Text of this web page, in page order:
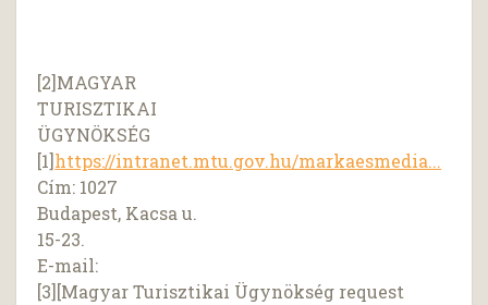
[2]MAGYAR
TURISZTIKAI
ÜGYNÖKSÉG
[1]https://intranet.mtu.gov.hu/markaesmedia...
Cím: 1027
Budapest, Kacsa u.
15-23.
E-mail:
[3][Magyar Turisztikai Ügynökség request